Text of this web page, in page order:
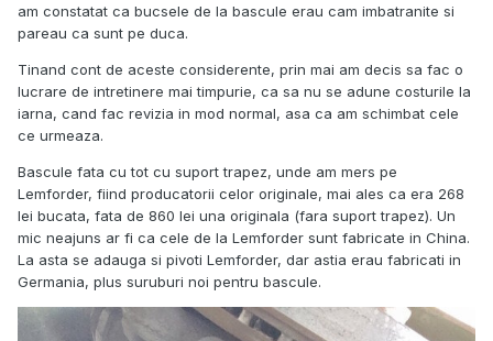
am constatat ca bucsele de la bascule erau cam imbatranite si
pareau ca sunt pe duca.
Tinand cont de aceste considerente, prin mai am decis sa fac o
lucrare de intretinere mai timpurie, ca sa nu se adune costurile la
iarna, cand fac revizia in mod normal, asa ca am schimbat cele
ce urmeaza.
Bascule fata cu tot cu suport trapez, unde am mers pe
Lemforder, fiind producatorii celor originale, mai ales ca era 268
lei bucata, fata de 860 lei una originala (fara suport trapez). Un
mic neajuns ar fi ca cele de la Lemforder sunt fabricate in China.
La asta se adauga si pivoti Lemforder, dar astia erau fabricati in
Germania, plus suruburi noi pentru bascule.